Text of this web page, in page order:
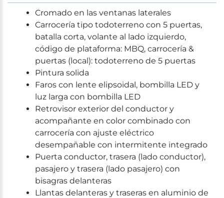
Cromado en las ventanas laterales
Carrocería tipo todoterreno con 5 puertas,
batalla corta, volante al lado izquierdo,
código de plataforma: MBQ, carrocería &
puertas (local): todoterreno de 5 puertas
Pintura solida
Faros con lente elipsoidal, bombilla LED y
luz larga con bombilla LED
Retrovisor exterior del conductor y
acompañante en color combinado con
carrocería con ajuste eléctrico
desempañable con intermitente integrado
Puerta conductor, trasera (lado conductor),
pasajero y trasera (lado pasajero) con
bisagras delanteras
Llantas delanteras y traseras en aluminio de